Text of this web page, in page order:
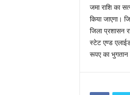
जमा राशि का
किया जाएगा।
जिला प्रशासन
स्टेट एण्ड
रूपए का भुगतान